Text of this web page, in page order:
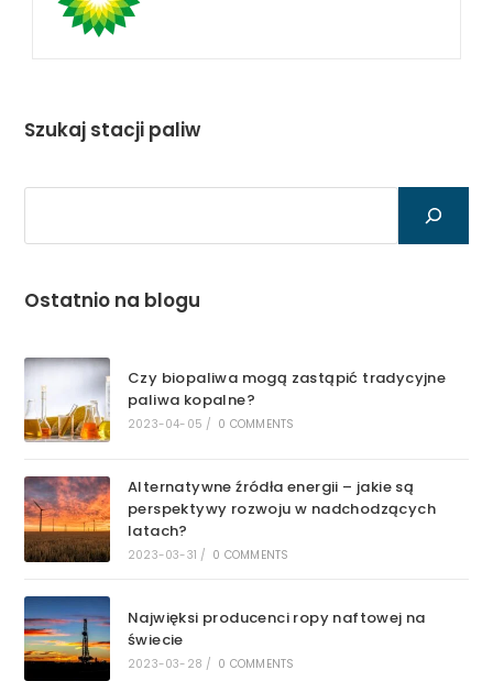
Szukaj stacji paliw
Ostatnio na blogu
Czy biopaliwa mogą zastąpić tradycyjne
paliwa kopalne?
2023-04-05 / 0 COMMENTS
Alternatywne źródła energii – jakie są
perspektywy rozwoju w nadchodzących
latach?
2023-03-31 / 0 COMMENTS
Najwięksi producenci ropy naftowej na
świecie
2023-03-28 / 0 COMMENTS